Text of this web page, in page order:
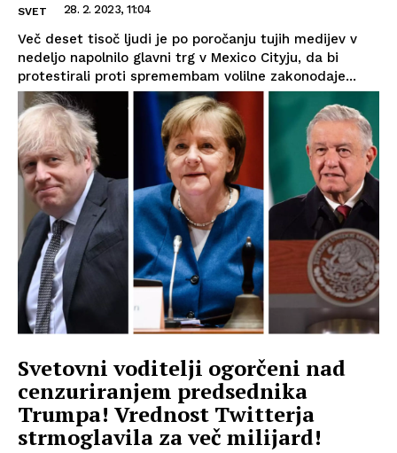
SVET 28. 2. 2023, 11:04
Več deset tisoč ljudi je po poročanju tujih medijev v
nedeljo napolnilo glavni trg v Mexico Cityju, da bi
protestirali proti spremembam volilne zakonodaje...
Svetovni voditelji ogorčeni nad
cenzuriranjem predsednika
Trumpa! Vrednost Twitterja
strmoglavila za več milijard!